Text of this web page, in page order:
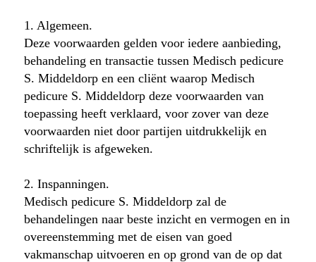
1. Algemeen.
Deze voorwaarden gelden voor iedere aanbieding,
behandeling en transactie tussen Medisch pedicure
S. Middeldorp en een cliënt waarop Medisch
pedicure S. Middeldorp deze voorwaarden van
toepassing heeft verklaard, voor zover van deze
voorwaarden niet door partijen uitdrukkelijk en
schriftelijk is afgeweken.
2. Inspanningen.
Medisch pedicure S. Middeldorp zal de
behandelingen naar beste inzicht en vermogen en in
overeenstemming met de eisen van goed
vakmanschap uitvoeren en op grond van de op dat